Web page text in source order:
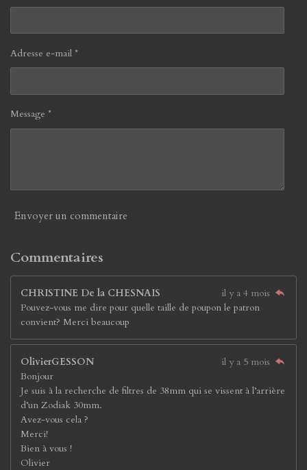
Adresse e-mail *
Message *
Envoyer un commentaire
Commentaires
CHRISTINE De la CHESNAIS
il y a 4 mois
Pouvez-vous me dire pour quelle taille de poupon le patron
convient? Merci beaucoup
OlivierGESSON
il y a 5 mois
Bonjour
Je suis à la recherche de filtres de 38mm qui se vissent à l’arrière
d’un Zodiak 30mm.
Avez-vous cela ?
Merci!
Bien à vous !
Olivier